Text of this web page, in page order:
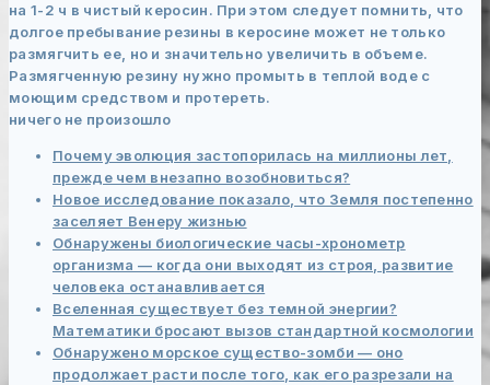
на 1-2 ч в чистый керосин. При этом следует помнить, что
долгое пребывание резины в керосине может не только
размягчить ее, но и значительно увеличить в объеме.
Размягченную резину нужно промыть в теплой воде с
моющим средством и протереть.
ничего не произошло
Почему эволюция застопорилась на миллионы лет,
прежде чем внезапно возобновиться?
Новое исследование показало, что Земля постепенно
заселяет Венеру жизнью
Обнаружены биологические часы-хронометр
организма — когда они выходят из строя, развитие
человека останавливается
Вселенная существует без темной энергии?
Математики бросают вызов стандартной космологии
Обнаружено морское существо-зомби — оно
продолжает расти после того, как его разрезали на